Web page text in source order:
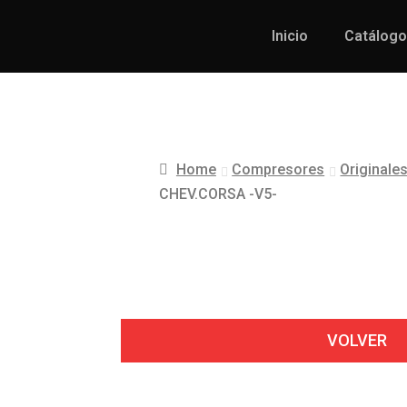
Inicio Catálogo
Home Compresores Originales
CHEV.CORSA -V5-
VOLVER